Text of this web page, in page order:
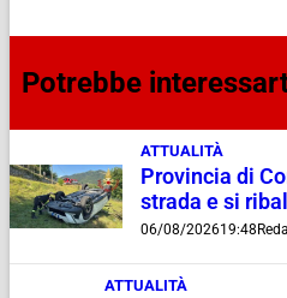
Potrebbe
ATTUALITÀ
Provincia di
strada e si
06/08/202619:48
ATTUALITÀ